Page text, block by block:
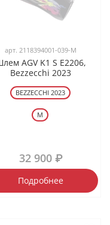
арт. 2118394001-039-M
AGV K1 S E2206,
Bezzecchi 2023
BEZZECCHI 2023
M
32 900 ₽
Подробнее